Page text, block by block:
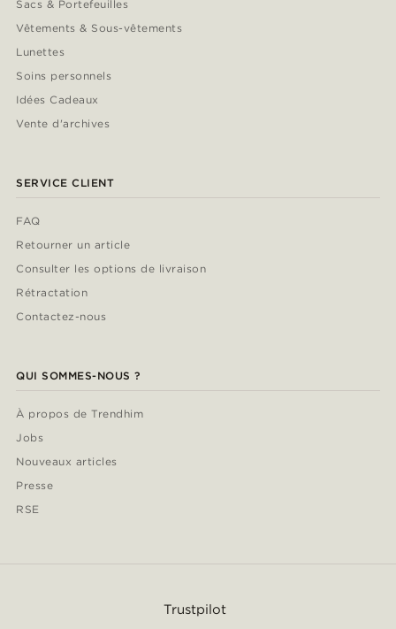
Sacs & Portefeuilles
Vêtements & Sous-vêtements
Lunettes
Soins personnels
Idées Cadeaux
Vente d'archives
SERVICE CLIENT
FAQ
Retourner un article
Consulter les options de livraison
Rétractation
Contactez-nous
QUI SOMMES-NOUS ?
À propos de Trendhim
Jobs
Nouveaux articles
Presse
RSE
Trustpilot